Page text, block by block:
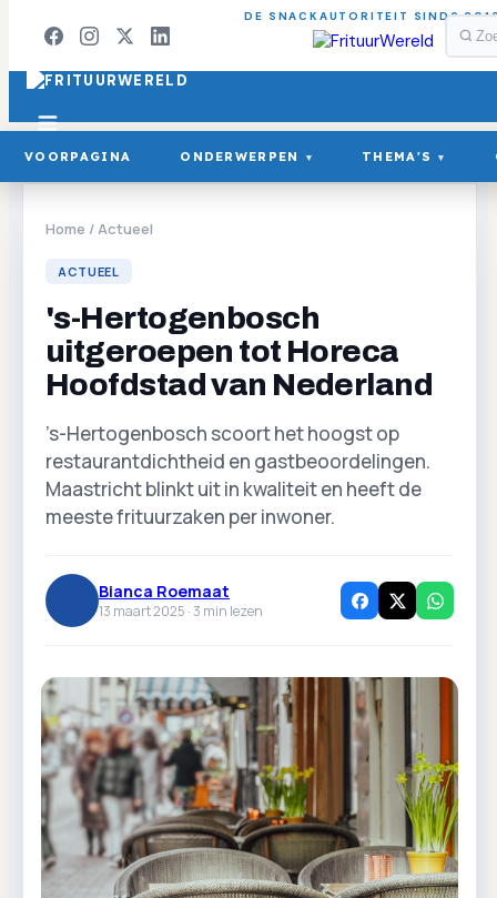
DE SNACKAUTORITEIT SINDS
VOORPAGINA ONDERWERPEN ▾ THEMA'S ▾
Home /Actueel
ACTUEEL
's-Hertogenbosch
uitgeroepen tot Horeca
Hoofdstad van Nederland
’s-Hertogenbosch scoort het hoogst op
restaurantdichtheid en gastbeoordelingen.
Maastricht blinkt uit in kwaliteit en heeft de
meeste frituurzaken per inwoner.
Bianca Roemaat
13 maart 2025 ·3 min lezen